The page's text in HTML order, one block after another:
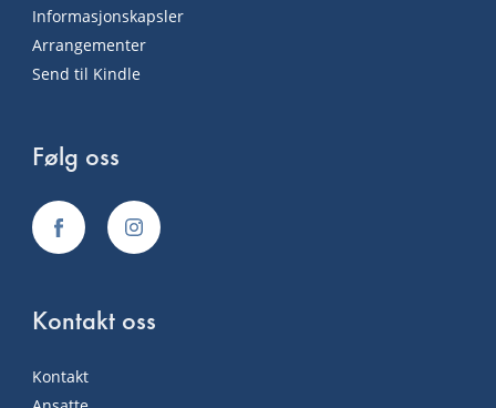
Informasjonskapsler
Arrangementer
Send til Kindle
Følg oss
Kontakt oss
Kontakt